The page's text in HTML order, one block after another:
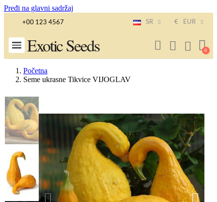
Pređi na glavni sadržaj
+00 123 4567 SR € EUR
Exotic Seeds
Početna
Seme ukrasne Tikvice VIJOGLAV